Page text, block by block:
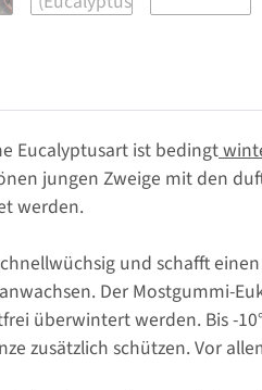
Eucalyptusart ist bedingt
jungen Zweige mit den
werden.
und schafft
Der Mostgummi-
überwintert werden. Bis -
zusätzlich schützen. Vor